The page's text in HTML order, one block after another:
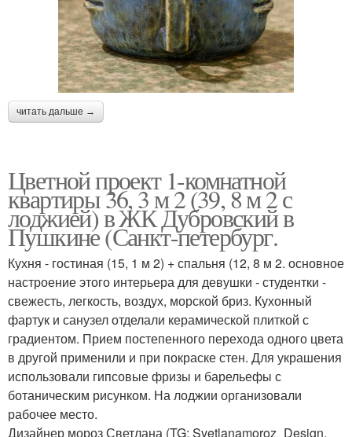
читать дальше →
Цветной проект 1-комнатной
квартиры 36, 3 м 2 (39, 8 м 2 с
лоджией) в ЖК Дубровский в
Пушкине (Санкт-петербург.
Кухня - гостиная (15, 1 м 2) + спальня (12, 8 м 2. основное
настроение этого интерьера для девушки - студентки -
свежесть, легкость, воздух, морской бриз. Кухонный
фартук и санузел отделали керамической плиткой с
градиентом. Прием постепенного перехода одного цвета
в другой применили и при покраске стен. Для украшения
использовали гипсовые фризы и барельефы с
ботаническим рисунком. На лоджии организовали
рабочее место.
Дизайнер мороз Светлана (TG: Svetlanamoroz_Design.